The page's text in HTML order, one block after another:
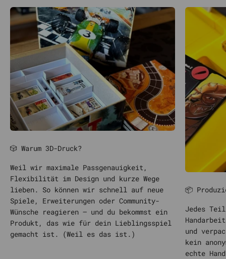
🎲 Warum 3D-Druck?
Weil wir maximale Passgenauigkeit,
Flexibilität im Design und kurze Wege
lieben. So können wir schnell auf neue
Spiele, Erweiterungen oder Community-
Wünsche reagieren – und du bekommst ein
Produkt, das wie für dein Lieblingsspiel
gemacht ist. (Weil es das ist.)
📦
Jedes
und
kein
echte